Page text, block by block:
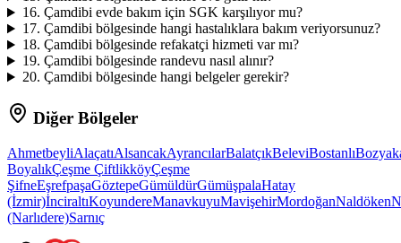
16. Çamdibi evde bakım için SGK karşılıyor mu?
17. Çamdibi bölgesinde hangi hastalıklara bakım veriyorsunuz?
18. Çamdibi bölgesinde refakatçi hizmeti var mı?
19. Çamdibi bölgesinde randevu nasıl alınır?
20. Çamdibi bölgesinde hangi belgeler gerekir?
Diğer Bölgeler
AhmetbeyliAlaçatıAlsancakAyrancılarBalatçıkBeleviBostanlı
BoyalıkÇeşme ÇiftlikköyÇeşme
ŞifneEşrefpaşaGöztepeGümüldürGümüşpalaHatay
(İzmir)İnciraltıKoyundereManavkuyuMavişehirMordoğanNaldöken
(Narlıdere)Sarnıç